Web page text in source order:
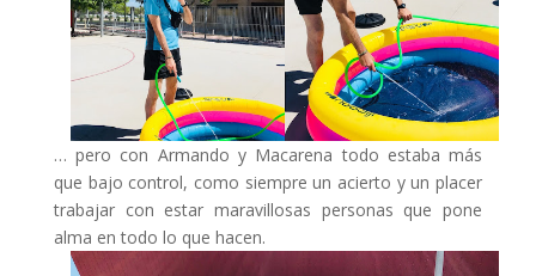
… pero con Armando y Macarena todo estaba más
que bajo control, como siempre un acierto y un placer
trabajar con estar maravillosas personas que pone
alma en todo lo que hacen.